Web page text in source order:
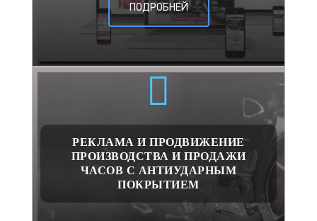
ПОДРОБНЕЙ
РЕКЛАМА И ПРОДВИЖЕНИЕ
ПРОИЗВОДСТВА И ПРОДАЖИ
ЧАСОВ С АНТИУДАРНЫМ
ПОКРЫТИЕМ